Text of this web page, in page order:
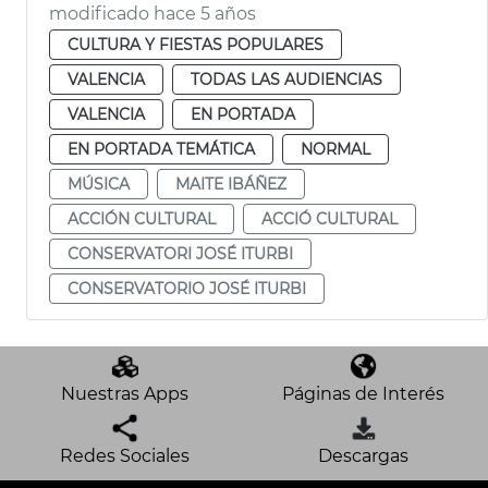
modificado hace 5 años
CULTURA Y FIESTAS POPULARES
VALENCIA
TODAS LAS AUDIENCIAS
VALENCIA
EN PORTADA
EN PORTADA TEMÁTICA
NORMAL
MÚSICA
MAITE IBÁÑEZ
ACCIÓN CULTURAL
ACCIÓ CULTURAL
CONSERVATORI JOSÉ ITURBI
CONSERVATORIO JOSÉ ITURBI
Nuestras Apps Páginas de Interés
Redes Sociales Descargas